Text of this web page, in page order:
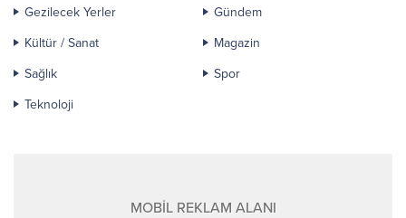
Gezilecek Yerler
Gündem
Kültür / Sanat
Magazin
Sağlık
Spor
Teknoloji
MOBİL REKLAM ALANI